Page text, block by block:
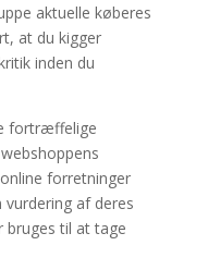
aktuelle køberes
at du kigger
inden du
fortræffelige
forretninger
af deres
bruges til at tage